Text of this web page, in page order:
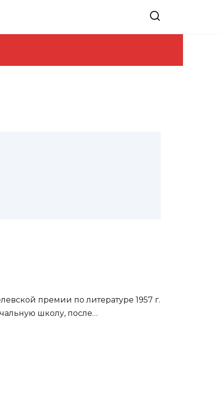
премии по литературе 1957 г.
школу, после…